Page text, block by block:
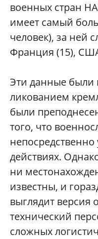
военных стран
имеет самый
человек), за ней
Франция (15),
Эти данные были
ликованием
были
того, что
действиях.
ни
известны, и
выглядит версия
технический
сложных